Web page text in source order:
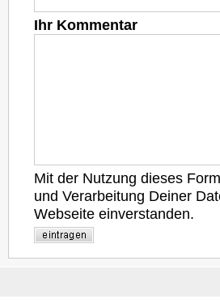
Ihr Kommentar
Mit der Nutzung dieses
und Verarbeitung Deiner
Webseite einverstanden.